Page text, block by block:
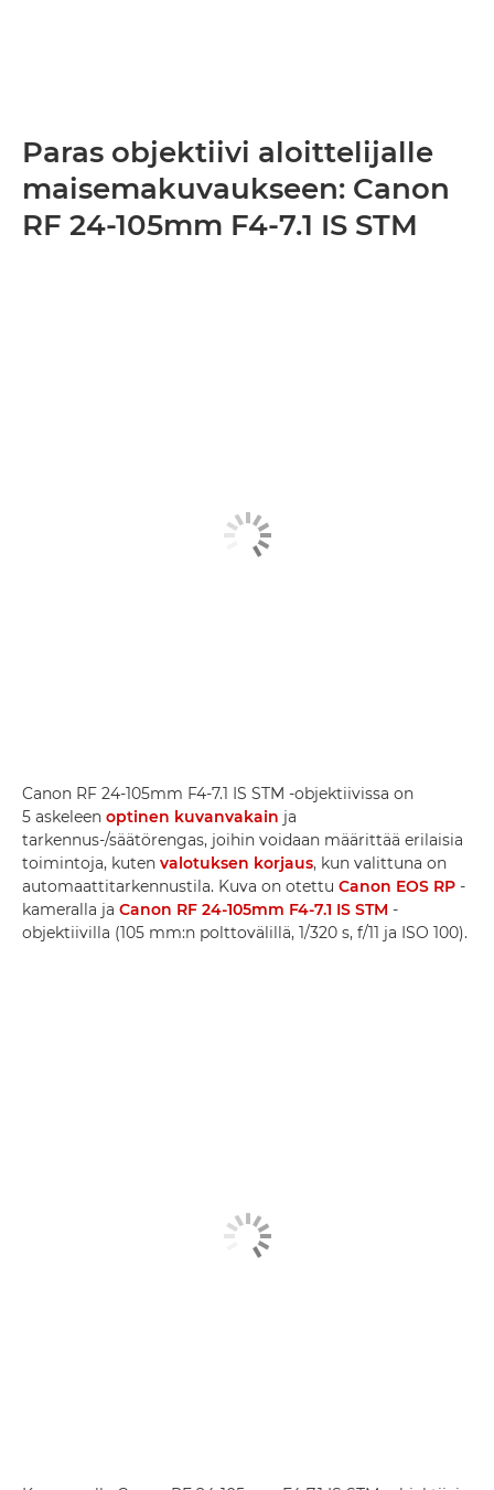
Paras objektiivi aloittelijalle
maisemakuvaukseen: Canon
RF 24-105mm F4-7.1 IS STM
Canon RF 24-105mm F4-7.1 IS STM -objektiivissa on
5 askeleen optinen kuvanvakain ja
tarkennus-/säätörengas, joihin voidaan määrittää erilaisia
toimintoja, kuten valotuksen korjaus, kun valittuna on
automaattitarkennustila. Kuva on otettu Canon EOS RP -
kameralla ja Canon RF 24-105mm F4-7.1 IS STM -
objektiivilla (105 mm:n polttovälillä, 1/320 s, f/11 ja ISO 100).